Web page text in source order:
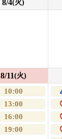
8/4(火)
8/11(火)
10:00
13:00
16:00
19:00